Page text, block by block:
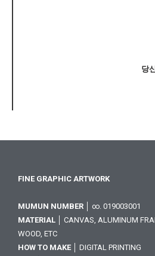
당
FINE GRAPHIC ARTWORK
MUMUN NUMBER │ ∞. 019003001
MATERIAL │ CANVAS, ALUMINUM
WOOD, ETC
HOW TO MAKE │ DIGITAL PRINTING